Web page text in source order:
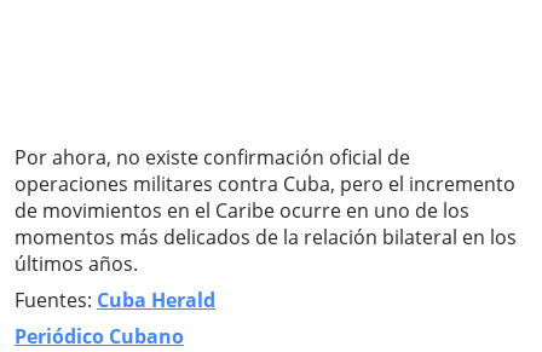
Por ahora, no existe confirmación oficial de
operaciones militares contra Cuba, pero el incremento
de movimientos en el Caribe ocurre en uno de los
momentos más delicados de la relación bilateral en los
últimos años.
Fuentes: Cuba Herald
Periódico Cubano